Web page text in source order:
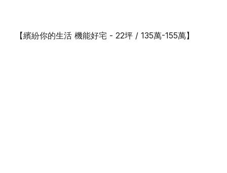
【繽紛你的生活 機能好宅 - 22坪 / 135萬-155萬】